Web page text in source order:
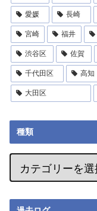
愛媛 長崎
宮崎 福井
渋谷区 佐賀
千代田区 高知
大田区
種類